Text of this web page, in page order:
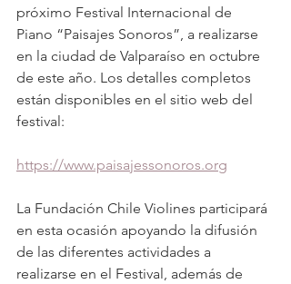
próximo Festival Internacional de
Piano “Paisajes Sonoros”, a realizarse
en la ciudad de Valparaíso en octubre
de este año. Los detalles completos
están disponibles en el sitio web del
festival:
https://www.paisajessonoros.org
La Fundación Chile Violines participará
en esta ocasión apoyando la difusión
de las diferentes actividades a
realizarse en el Festival, además de